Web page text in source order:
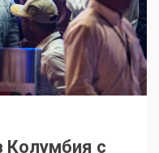
Колумбия с